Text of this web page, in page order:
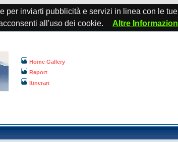
per inviarti pubblicità e servizi in linea con le
all'uso dei cookie.
Altre
Home Gallery
Report
Itinerari